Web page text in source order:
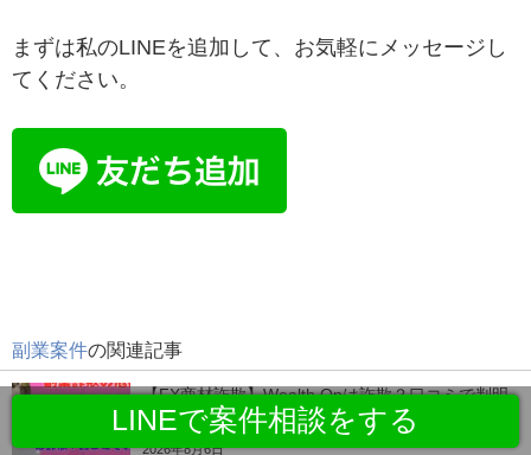
まずは私のLINEを追加して、お気軽にメッセージし
てください。
副業案件の関連記事
【FX商材詐欺】Wealth Onは詐欺？口コミで判明
した稼げない実態と被害事例を告発
2026年8月6日
LINEで案件相談をする